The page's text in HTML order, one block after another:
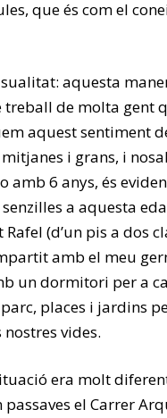
que és com el
aquesta
de molta gent
aquest sentiment
i grans, i
6 anys, és
senzilles a aquesta
(d’un pis a dos
amb el meu
un dormitori per a
places i jardins
vides.
era molt
el Carrer